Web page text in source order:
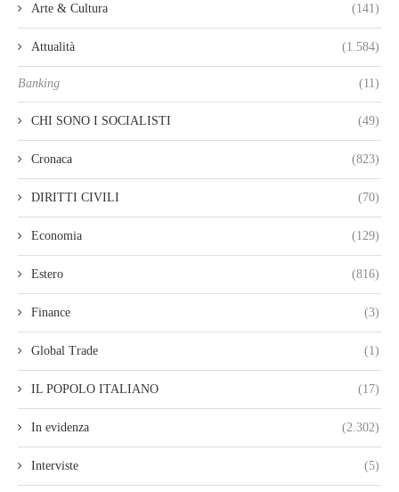
Arte & Cultura (141)
Attualità (1.584)
Banking (11)
CHI SONO I SOCIALISTI (49)
Cronaca (823)
DIRITTI CIVILI (70)
Economia (129)
Estero (816)
Finance (3)
Global Trade (1)
IL POPOLO ITALIANO (17)
In evidenza (2.302)
Interviste (5)